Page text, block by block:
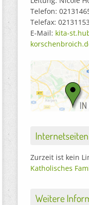
Telefon:
Telefax:
E-Mail: kita-
Zurzeit ist kein
Katholisches
Weitere